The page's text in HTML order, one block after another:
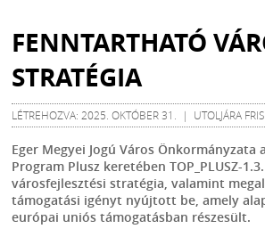
FENNTARTHATÓ
STRATÉGIA
LÉTREHOZVA: 2025. OKTÓBER 31. | UTOLJÁRA
Eger Megyei Jogú Város
Program Plusz keretében TOP_PLUSZ-
városfejlesztési stratégia, valamint
támogatási igényt nyújtott be, amely
európai uniós támogatásban részesült.